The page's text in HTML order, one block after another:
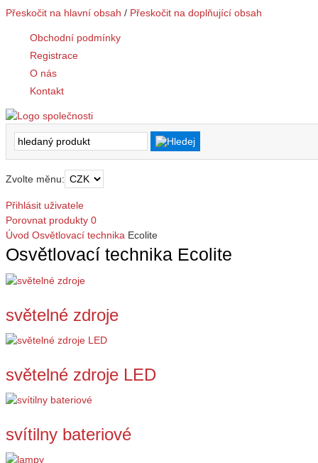
Přeskočit na hlavní obsah / Přeskočit na doplňující obsah
Obchodní podmínky
Registrace
O nás
Kontakt
Zvolte měnu:
Přihlásit uživatele
Porovnat produkty 0
Úvod Osvětlovací technika Ecolite
Osvětlovací technika Ecolite
světelné zdroje
světelné zdroje LED
svítilny bateriové